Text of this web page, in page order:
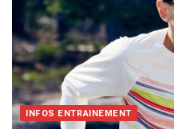
INFOS ENTRAINEMENT